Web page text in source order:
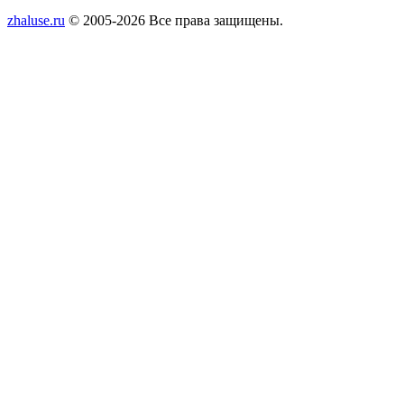
zhaluse.ru © 2005-2026 Все права защищены.